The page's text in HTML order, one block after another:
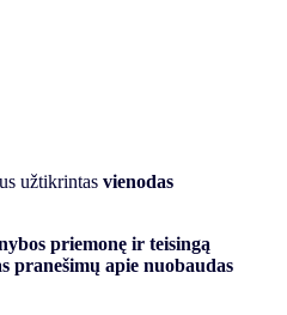
užtikrintas vienodas
priemonę ir teisingą
pranešimų apie nuobaudas